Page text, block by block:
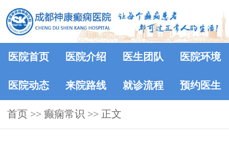
医院首页 医院介绍 医生团队 医院环境
医院动态 来院路线 就诊流程 预约医生
首页 >> 癫痫常识 >> 正文